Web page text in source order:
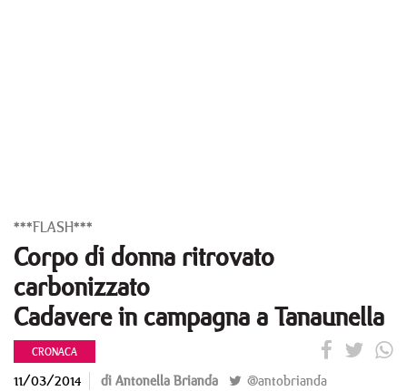
***FLASH***
Corpo di donna ritrovato
carbonizzato
Cadavere in campagna a Tanaunella
CRONACA
11/03/2014 di Antonella Brianda @antobrianda